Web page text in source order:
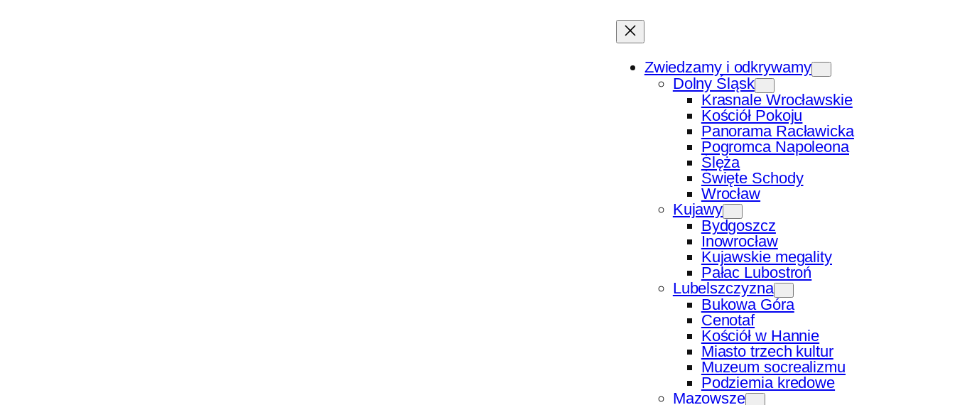
Zwiedzamy i odkrywamy
Dolny Śląsk
Krasnale Wrocławskie
Kościół Pokoju
Panorama Racławicka
Pogromca Napoleona
Ślęża
Święte Schody
Wrocław
Kujawy
Bydgoszcz
Inowrocław
Kujawskie megality
Pałac Lubostroń
Lubelszczyzna
Bukowa Góra
Cenotaf
Kościół w Hannie
Miasto trzech kultur
Muzeum socrealizmu
Podziemia kredowe
Mazowsze